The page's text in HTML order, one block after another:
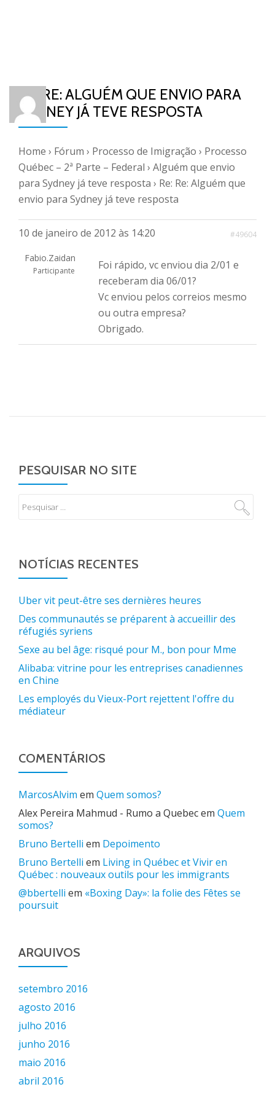
RE: RE: ALGUÉM QUE ENVIO PARA
SYDNEY JÁ TEVE RESPOSTA
Home › Fórum › Processo de Imigração › Processo
Québec – 2ª Parte – Federal › Alguém que envio
para Sydney já teve resposta › Re: Re: Alguém que
envio para Sydney já teve resposta
10 de janeiro de 2012 às 14:20 #49604
Fabio.Zaidan
Participante
Foi rápido, vc enviou dia 2/01 e
receberam dia 06/01?
Vc enviou pelos correios mesmo
ou outra empresa?
Obrigado.
PESQUISAR NO SITE
NOTÍCIAS RECENTES
Uber vit peut-être ses dernières heures
Des communautés se préparent à accueillir des
réfugiés syriens
Sexe au bel âge: risqué pour M., bon pour Mme
Alibaba: vitrine pour les entreprises canadiennes
en Chine
Les employés du Vieux-Port rejettent l'offre du
médiateur
COMENTÁRIOS
MarcosAlvim em Quem somos?
Alex Pereira Mahmud - Rumo a Quebecem Quem
somos?
Bruno Bertelli em Depoimento
Bruno Bertelli em Living in Québec et Vivir en
Québec : nouveaux outils pour les immigrants
@bbertelli em «Boxing Day»: la folie des Fêtes se
poursuit
ARQUIVOS
setembro 2016
agosto 2016
julho 2016
junho 2016
maio 2016
abril 2016